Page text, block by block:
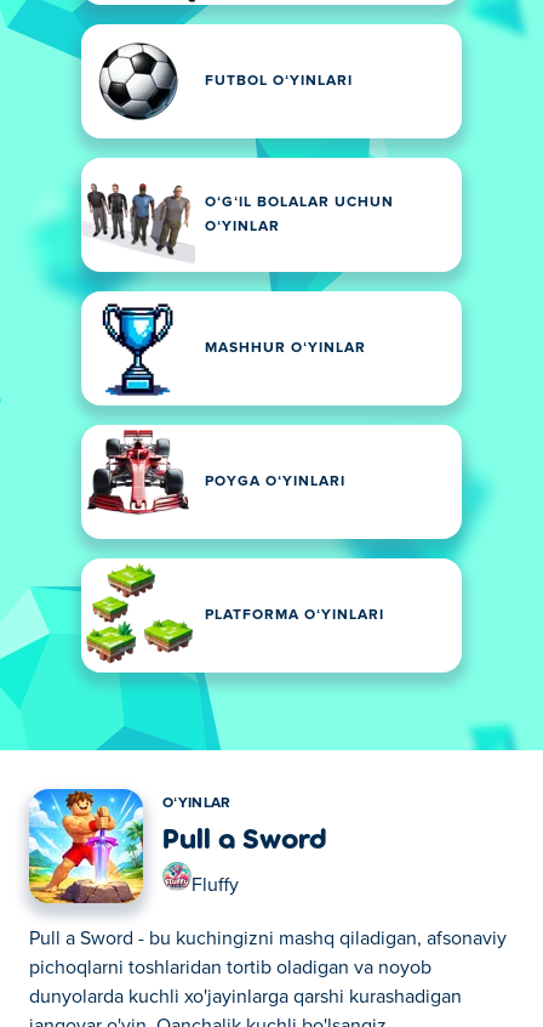
FUTBOL OʻYINLARI
OʻGʻIL BOLALAR UCHUN
OʻYINLAR
MASHHUR OʻYINLAR
POYGA OʻYINLARI
PLATFORMA OʻYINLARI
OʻYINLAR
Pull a Sword
Fluffy
Pull a Sword - bu kuchingizni mashq qiladigan, afsonaviy
pichoqlarni toshlaridan tortib oladigan va noyob
dunyolarda kuchli xo'jayinlarga qarshi kurashadigan